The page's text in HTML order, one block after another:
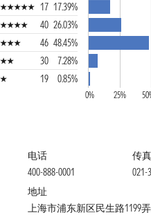
17 17.39%
40 26.03%
46 48.45%
30
7.28%
19
0.85%
0% 25%
电话
400-888-0001
传真
021-
地址
上海市浦东新区民生路1199